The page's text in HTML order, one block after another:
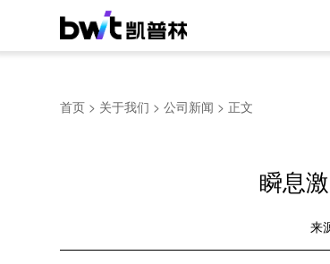
首页 > 关于我们 >公司新闻 > 正文
瞬息
来